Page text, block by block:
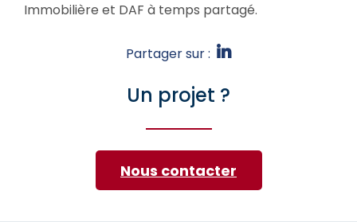
Immobilière et DAF à temps partagé.
Partager sur :
Un projet ?
Nous contacter